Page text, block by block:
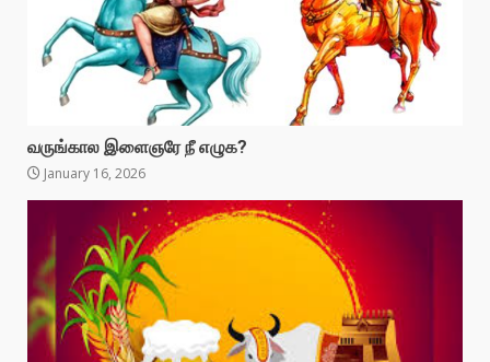
வருங்கால இளைஞரே நீ எழுக?
January 16, 2026